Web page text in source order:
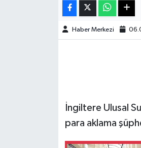
Haber Merkezi
İngiltere Ulusal
para aklama